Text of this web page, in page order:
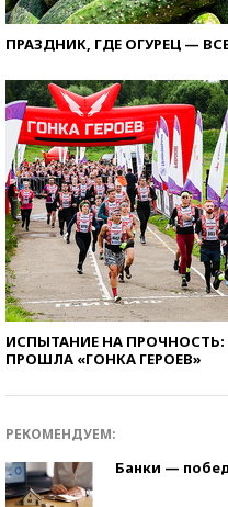
ПРАЗДНИК, ГДЕ ОГУРЕЦ —
ИСПЫТАНИЕ НА ПРОЧНОСТЬ:
ПРОШЛА «ГОНКА ГЕРОЕВ»
РЕКОМЕНДУЕМ:
Банки —